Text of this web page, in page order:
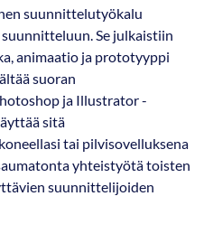
suunnittelutyökalu
Se julkaistiin
animaatio ja prototyyppi
suoran
ja Illustrator -
sitä
tai pilvisovelluksena
yhteistyötä toisten
suunnittelijoiden